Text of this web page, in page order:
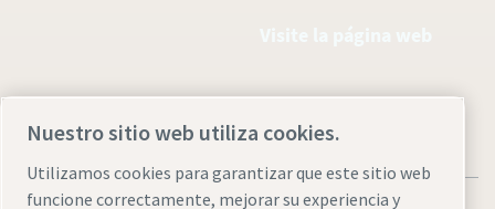
Nuestro sitio web utiliza cookies.
Utilizamos cookies para garantizar que este sitio web
funcione correctamente, mejorar su experiencia y